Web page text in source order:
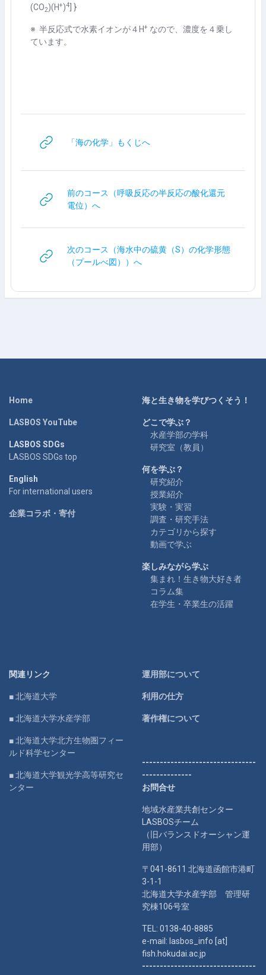
(CO2)(H+)4 ] }
※ 半反応式で水素イオンが４H+ なので、濃度を４乗し
ています。
「海の化学」もくじへ
前のコース（呼吸反応の半反応の酸化還元
電位）へ
次のコース（海水中の硫黄（S）の化学形態
（プールべ図））へ
Home
LASBOS YouTube
LASBOS SDGs
LASBOS SDGs top
English
For international users
企業コラボ・寄付
海と生き物を学びつくそう！
どこで学ぶ？
水産学部の学科
研究室（教員）
何を学ぶ？
研究紹介
授業紹介
実験・実習
調査・研究手法
カテゴリから探す
動画で学ぶ
楽しみながら学ぶ
集まれ！生き物大好き者
コラム集
在学生・卒業生の活躍
関連リンク
■ 北海道大学
■ 北海道大学水産学部
■ 北海道大学北方生物圏フィー
ルド科学センター
■ 北海道大学観光学高等研究セ
ンター
運用部について
利用の仕方
著作権について
--------------------------------
--------------
お問合せ
地域水産業共創センター
LASBOSチーム
（旧バランスドオーシャン運
用部）
〒041-8611 北海道函館市港町
3-1-1
北海道大学水産学部 管理研
究棟106号室
TEL: 0138-40-8885
e-mail: lasbos_info [at]
fish.hokudai.ac.jp
--------------------------------